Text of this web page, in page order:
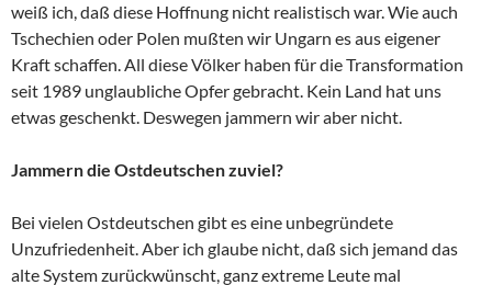
weiß ich, daß diese Hoffnung nicht realistisch war. Wie auch
Tschechien oder Polen mußten wir Ungarn es aus eigener
Kraft schaffen. All diese Völker haben für die Transformation
seit 1989 unglaubliche Opfer gebracht. Kein Land hat uns
etwas geschenkt. Deswegen jammern wir aber nicht.
Jammern die Ostdeutschen zuviel?
Bei vielen Ostdeutschen gibt es eine unbegründete
Unzufriedenheit. Aber ich glaube nicht, daß sich jemand das
alte System zurückwünscht, ganz extreme Leute mal